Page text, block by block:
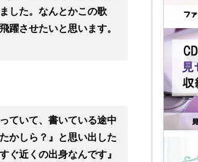
した。なんとかこの歌
躍させたいと思います。
ていて、書いている途中
かしら？』と思い出した
ぐ近くの出身なんです』